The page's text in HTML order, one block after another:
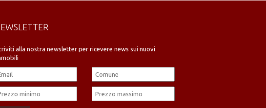
alla nostra newsletter per ricevere news sui nuovi